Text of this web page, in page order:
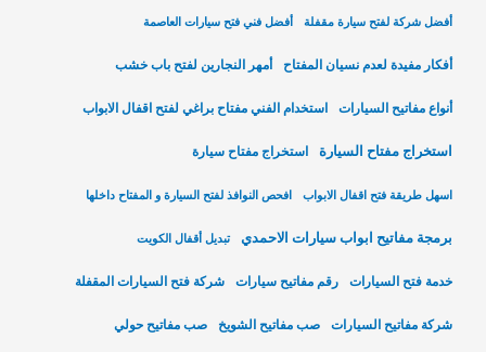
أفضل شركة لفتح سيارة مقفلة أفضل فني فتح سيارات العاصمة
أفكار مفيدة لعدم نسيان المفتاح أمهر النجارين لفتح باب خشب
أنواع مفاتيح السيارات استخدام الفني مفتاح براغي لفتح اقفال الابواب
استخراج مفتاح السيارة استخراج مفتاح سيارة
اسهل طريقة فتح اقفال الابواب افحص النوافذ لفتح السيارة و المفتاح داخلها
برمجة مفاتيح ابواب سيارات الاحمدي تبديل أقفال الكويت
خدمة فتح السيارات رقم مفاتيح سيارات شركة فتح السيارات المقفلة
شركة مفاتيح السيارات صب مفاتيح الشويخ صب مفاتيح حولي